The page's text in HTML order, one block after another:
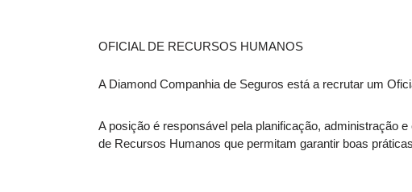
OFICIAL DE RECURSOS HUMANOS
A Diamond Companhia de Seguros está a recrutar um
A posição é responsável pela planificação, administração
de Recursos Humanos que permitam garantir boas